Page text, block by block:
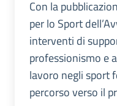
Con la
per lo Sport
interventi di
professionismo e
lavoro negli sport
percorso verso il